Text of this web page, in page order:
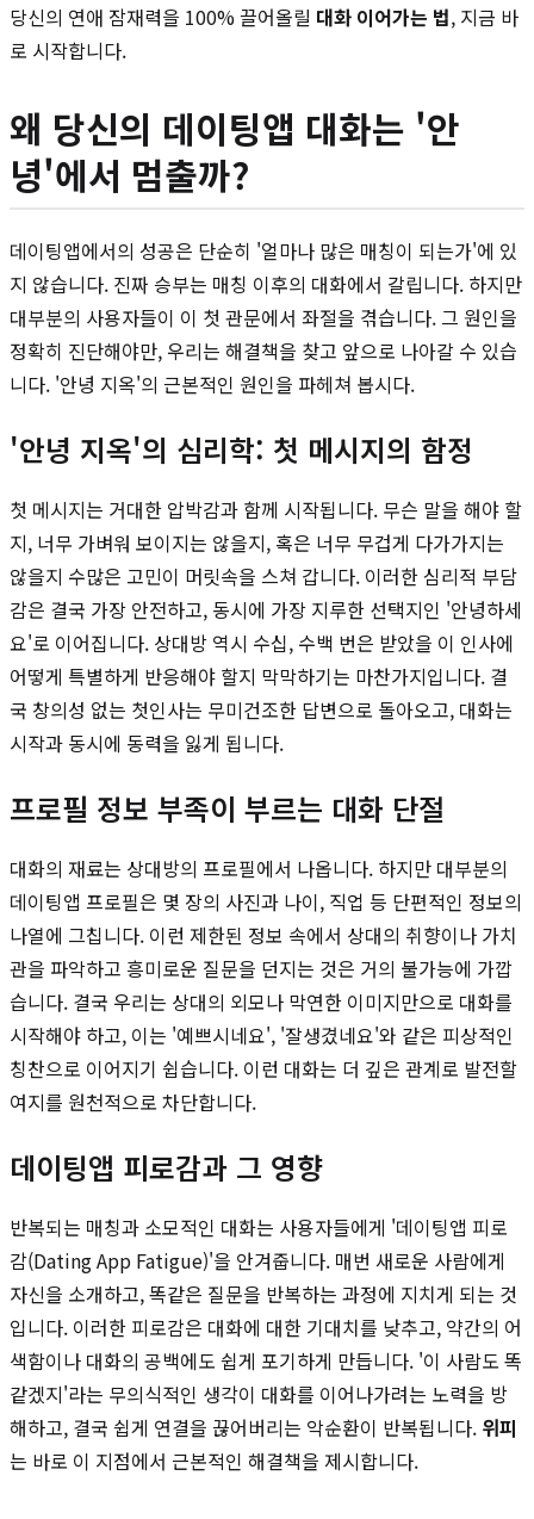
당신의 연애 잠재력을 100% 끌어올릴 대화 이어가는 법, 지금 바
로 시작합니다.
왜 당신의 데이팅앱 대화는 '안
녕'에서 멈출까?
데이팅앱에서의 성공은 단순히 '얼마나 많은 매칭이 되는가'에 있
지 않습니다. 진짜 승부는 매칭 이후의 대화에서 갈립니다. 하지만
대부분의 사용자들이 이 첫 관문에서 좌절을 겪습니다. 그 원인을
정확히 진단해야만, 우리는 해결책을 찾고 앞으로 나아갈 수 있습
니다. '안녕 지옥'의 근본적인 원인을 파헤쳐 봅시다.
'안녕 지옥'의 심리학: 첫 메시지의 함정
첫 메시지는 거대한 압박감과 함께 시작됩니다. 무슨 말을 해야 할
지, 너무 가벼워 보이지는 않을지, 혹은 너무 무겁게 다가가지는
않을지 수많은 고민이 머릿속을 스쳐 갑니다. 이러한 심리적 부담
감은 결국 가장 안전하고, 동시에 가장 지루한 선택지인 '안녕하세
요'로 이어집니다. 상대방 역시 수십, 수백 번은 받았을 이 인사에
어떻게 특별하게 반응해야 할지 막막하기는 마찬가지입니다. 결
국 창의성 없는 첫인사는 무미건조한 답변으로 돌아오고, 대화는
시작과 동시에 동력을 잃게 됩니다.
프로필 정보 부족이 부르는 대화 단절
대화의 재료는 상대방의 프로필에서 나옵니다. 하지만 대부분의
데이팅앱 프로필은 몇 장의 사진과 나이, 직업 등 단편적인 정보의
나열에 그칩니다. 이런 제한된 정보 속에서 상대의 취향이나 가치
관을 파악하고 흥미로운 질문을 던지는 것은 거의 불가능에 가깝
습니다. 결국 우리는 상대의 외모나 막연한 이미지만으로 대화를
시작해야 하고, 이는 '예쁘시네요', '잘생겼네요'와 같은 피상적인
칭찬으로 이어지기 쉽습니다. 이런 대화는 더 깊은 관계로 발전할
여지를 원천적으로 차단합니다.
데이팅앱 피로감과 그 영향
반복되는 매칭과 소모적인 대화는 사용자들에게 '데이팅앱 피로
감(Dating App Fatigue)'을 안겨줍니다. 매번 새로운 사람에게
자신을 소개하고, 똑같은 질문을 반복하는 과정에 지치게 되는 것
입니다. 이러한 피로감은 대화에 대한 기대치를 낮추고, 약간의 어
색함이나 대화의 공백에도 쉽게 포기하게 만듭니다. '이 사람도 똑
같겠지'라는 무의식적인 생각이 대화를 이어나가려는 노력을 방
해하고, 결국 쉽게 연결을 끊어버리는 악순환이 반복됩니다. 위피
는 바로 이 지점에서 근본적인 해결책을 제시합니다.